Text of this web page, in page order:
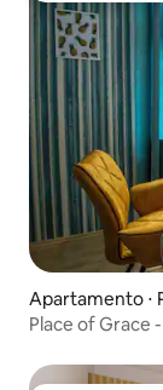
Apartamento ⋅
Place of Grace